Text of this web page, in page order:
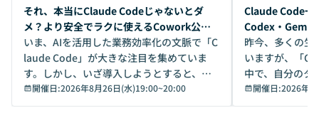
開催前
それ、本当にClaude Codeじゃないとダ
メ？より安全でラクに使えるCowork公開
デモ
いま、AIを活用した業務効率化の文脈で「C
laude Code」が大きな注目を集めていま
す。しかし、いざ導入しようとすると、セ
キュリティ面の懸念や権限管理のハードル
から、気軽に使えないケースも多いのでは
開催日:2026年8月26日(水)19:00~20:00
開催前
Claude Code一
Codex・
昨今、多くの生
いますが、「
中で、自分のタ
いいのか」を自
か？ 「なんとなく誰かが良いと言っていた
開催日:2026年8